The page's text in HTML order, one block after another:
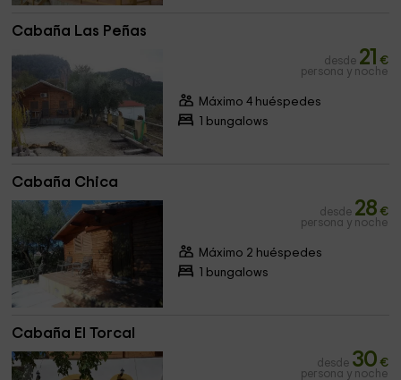
Cabaña Las Peñas
desde 21 €
persona y noche
Máximo 4 huéspedes
1 bungalows
Cabaña Chica
desde 28 €
persona y noche
Máximo 2 huéspedes
1 bungalows
Cabaña El Torcal
desde 30 €
persona y noche